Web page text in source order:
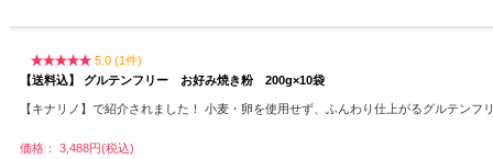
5.0 (1件)
【送料込】 グルテンフリー お好み焼き粉 200g×10袋
【キナリノ】で紹介されました！ 小麦・卵を使用せず、ふんわり仕上がるグルテンフ
価格： 3,488円(税込)